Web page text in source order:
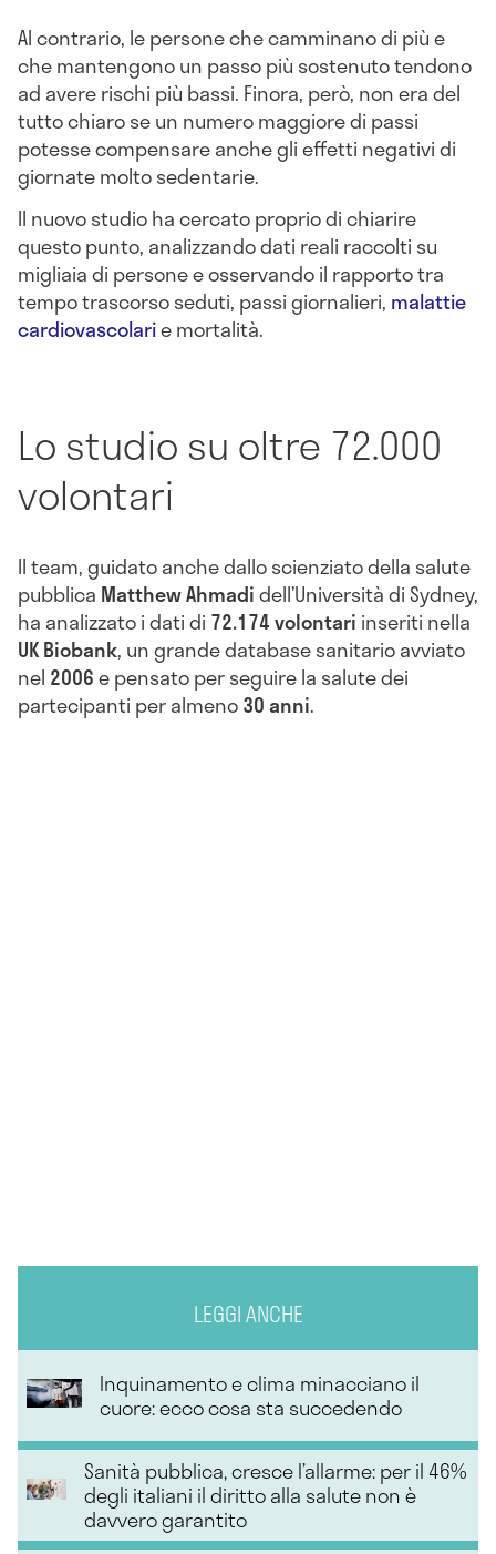
Al contrario, le persone che camminano di più e
che mantengono un passo più sostenuto tendono
ad avere rischi più bassi. Finora, però, non era del
tutto chiaro se un numero maggiore di passi
potesse compensare anche gli effetti negativi di
giornate molto sedentarie.
Il nuovo studio ha cercato proprio di chiarire
questo punto, analizzando dati reali raccolti su
migliaia di persone e osservando il rapporto tra
tempo trascorso seduti, passi giornalieri, malattie
cardiovascolarie mortalità.
Lo studio su oltre 72.000
volontari
Il team, guidato anche dallo scienziato della salute
pubblica Matthew Ahmadidell’Università di Sydney,
ha analizzato i dati di 72.174 volontari inseriti nella
UK Biobank, un grande database sanitario avviato
nel 2006e pensato per seguire la salute dei
partecipanti per almeno30 anni.
LEGGI ANCHE
Inquinamento e clima minacciano il
cuore: ecco cosa sta succedendo
Sanità pubblica, cresce l’allarme: per il 46%
degli italiani il diritto alla salute non è
davvero garantito